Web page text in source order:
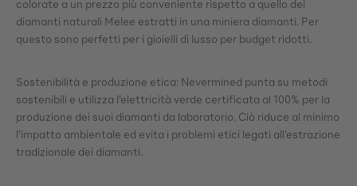
colorate a un prezzo più conveniente rispetto a quello dei
diamanti naturali Melee estratti in una miniera diamanti. Per
questo sono perfetti per i gioielli di lusso per budget ridotti.
Sostenibilità e produzione etica: Nevermined punta su metodi
sostenibili e utilizza l’elettricità verde certificata al 100% per la
produzione dei suoi diamanti da laboratorio. Ciò riduce al minimo
l’impatto ambientale ed evita i problemi etici legati all’estrazione
tradizionale dei diamanti.